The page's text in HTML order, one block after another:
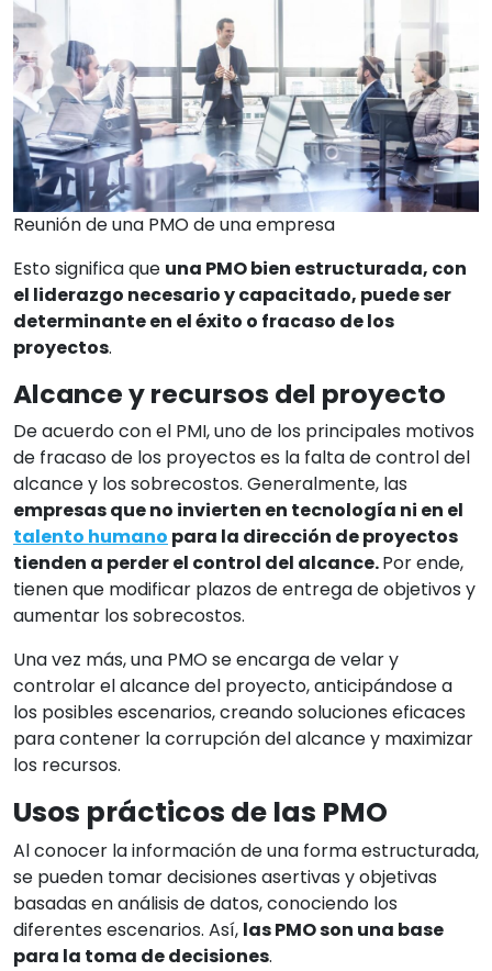
Reunión de una PMO de una empresa
Esto significa que una PMO bien estructurada, con
el liderazgo necesario y capacitado, puede ser
determinante en el éxito o fracaso de los
proyectos.
Alcance y recursos del proyecto
De acuerdo con el PMI, uno de los principales motivos
de fracaso de los proyectos es la falta de control del
alcance y los sobrecostos. Generalmente, las
empresas que no invierten en tecnología ni en el
talento humano para la dirección de proyectos
tienden a perder el control del alcance.Por ende,
tienen que modificar plazos de entrega de objetivos y
aumentar los sobrecostos.
Una vez más, una PMO se encarga de velar y
controlar el alcance del proyecto, anticipándose a
los posibles escenarios, creando soluciones eficaces
para contener la corrupción del alcance y maximizar
los recursos.
Usos prácticos de las PMO
Al conocer la información de una forma estructurada,
se pueden tomar decisiones asertivas y objetivas
basadas en análisis de datos, conociendo los
diferentes escenarios. Así, las PMO son una base
para la toma de decisiones.